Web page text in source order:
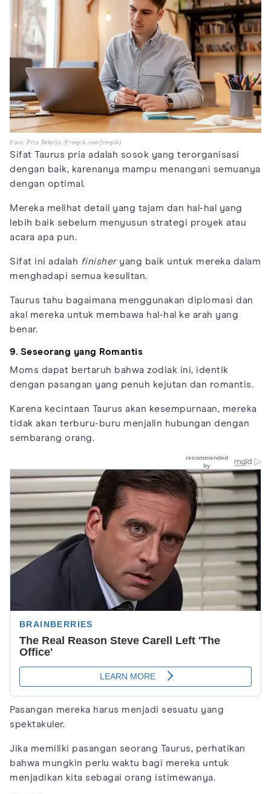
Foto: Pria Bekerja (Freepik.com/freepik)
Sifat Taurus pria adalah sosok yang terorganisasi
dengan baik, karenanya mampu menangani semuanya
dengan optimal.
Mereka melihat detail yang tajam dan hal-hal yang
lebih baik sebelum menyusun strategi proyek atau
acara apa pun.
Sifat ini adalah finisheryang baik untuk mereka dalam
menghadapi semua kesulitan.
Taurus tahu bagaimana menggunakan diplomasi dan
akal mereka untuk membawa hal-hal ke arah yang
benar.
9. Seseorang yang Romantis
Moms dapat bertaruh bahwa zodiak ini, identik
dengan pasangan yang penuh kejutan dan romantis.
Karena kecintaan Taurus akan kesempurnaan, mereka
tidak akan terburu-buru menjalin hubungan dengan
sembarang orang.
Pasangan mereka harus menjadi sesuatu yang
spektakuler.
Jika memiliki pasangan seorang Taurus, perhatikan
bahwa mungkin perlu waktu bagi mereka untuk
menjadikan kita sebagai orang istimewanya.